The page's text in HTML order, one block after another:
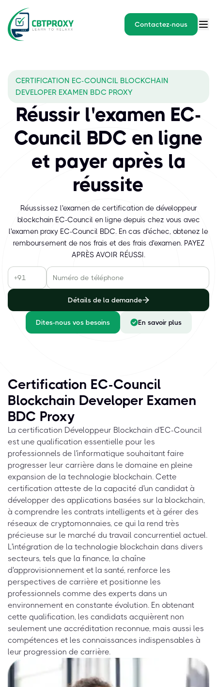
Contactez-nous
CERTIFICATION EC-COUNCIL BLOCKCHAIN
DEVELOPER EXAMEN BDC PROXY
Réussir l'examen EC-
Council BDC en ligne
et payer après la
réussite
Réussissez l'examen de certification de développeur
blockchain EC-Council en ligne depuis chez vous avec
l'examen proxy EC-Council BDC. En cas d'échec, obtenez le
remboursement de nos frais et des frais d'examen. PAYEZ
APRÈS AVOIR RÉUSSI.
Détails de la demande
Dites-nous vos besoins En savoir plus
Certification EC-Council
Blockchain Developer Examen
BDC Proxy
La certification Développeur Blockchain d'EC-Council
est une qualification essentielle pour les
professionnels de l'informatique souhaitant faire
progresser leur carrière dans le domaine en pleine
expansion de la technologie blockchain. Cette
certification atteste de la capacité d'un candidat à
développer des applications basées sur la blockchain,
à comprendre les contrats intelligents et à gérer des
réseaux de cryptomonnaies, ce qui la rend très
précieuse sur le marché du travail concurrentiel actuel.
L'intégration de la technologie blockchain dans divers
secteurs, tels que la finance, la chaîne
d'approvisionnement et la santé, renforce les
perspectives de carrière et positionne les
professionnels comme des experts dans un
environnement en constante évolution. En obtenant
cette qualification, les candidats acquièrent non
seulement une accréditation reconnue, mais aussi les
compétences et les connaissances indispensables à
leur progression de carrière.